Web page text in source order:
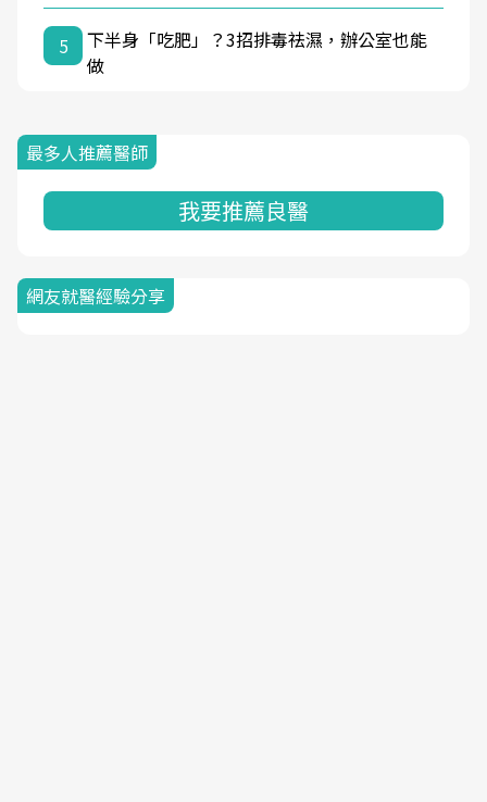
5
下半身「吃肥」？3招排毒祛濕，辦公室也能
做
最多人推薦醫師
我要推薦良醫
網友就醫經驗分享